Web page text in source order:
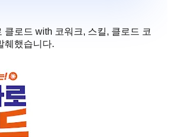
클로드 with 코워크, 스킬, 클로드 코
췌했습니다.